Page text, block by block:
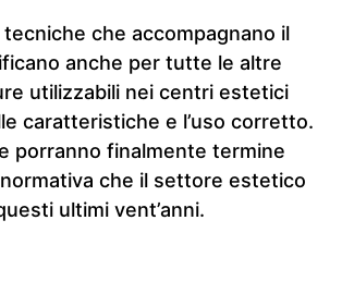
che accompagnano il
anche per tutte le altre
utilizzabili nei centri estetici
caratteristiche e l’uso corretto.
porranno finalmente termine
che il settore estetico
ultimi vent’anni.